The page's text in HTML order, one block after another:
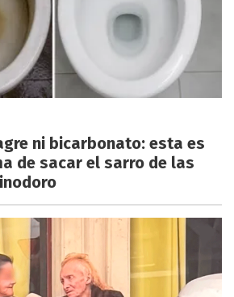
ni bicarbonato: esta es
de sacar el sarro de las